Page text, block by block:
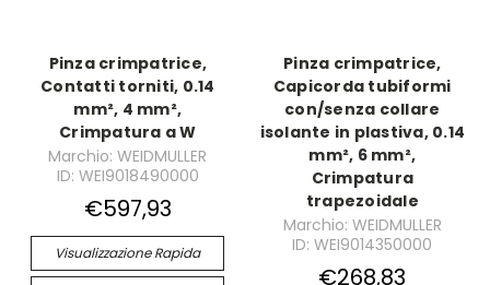
Pinza crimpatrice,
Contatti torniti, 0.14
mm², 4 mm²,
Crimpatura a W
Marchio: WEIDMULLER
ID: WEI9018490000
€597,93
Visualizzazione Rapida
Pinza crimpatrice,
Capicorda tubiformi
con/senza collare
isolante in plastiva, 0.14
mm², 6 mm²,
Crimpatura
trapezoidale
Marchio: WEIDMULLER
ID: WEI9014350000
€268,83